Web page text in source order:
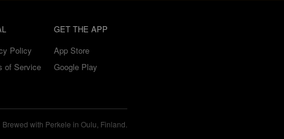
Policy
of Service
GET THE APP
App Store
Google Play
Brewed with Perkele in Oulu, Finland.